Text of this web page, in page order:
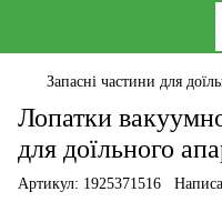
Запасні частини для
Лопатки
для доїльного
Артикул: 1925371516